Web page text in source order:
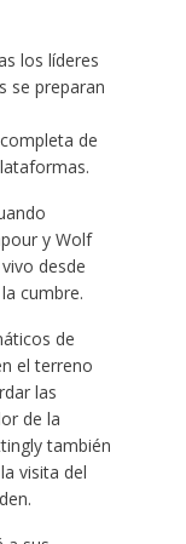
los líderes
se preparan
de
y Wolf
desde
cumbre.
de
el terreno
las
de la
también
visita del